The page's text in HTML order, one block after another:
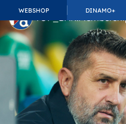
WEBSHOP DINAMO+